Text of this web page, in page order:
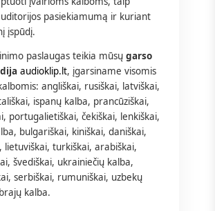
pasiekiamumą ir kuriant
įspūdį.
paslaugas teikia mūsųgarso
audioklip.lt, įgarsiname visomis
angliškai, rusiškai, latviškai,
ispanų kalba, prancūziškai,
portugalietiškai, čekiškai, lenkiškai,
bulgariškai, kiniškai, daniškai,
lietuviškai, turkiškai, arabiškai,
švediškai, ukrainiečių kalba,
serbiškai, rumuniškai, uzbekų
kalba.